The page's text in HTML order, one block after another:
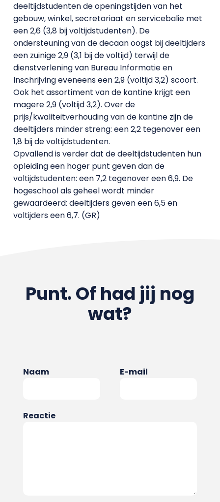
deeltijdstudenten de openingstijden van het
gebouw, winkel, secretariaat en servicebalie met
een 2,6 (3,8 bij voltijdstudenten). De
ondersteuning van de decaan oogst bij deeltijders
een zuinige 2,9 (3,1 bij de voltijd) terwijl de
dienstverlening van Bureau Informatie en
Inschrijving eveneens een 2,9 (voltijd 3,2) scoort.
Ook het assortiment van de kantine krijgt een
magere 2,9 (voltijd 3,2). Over de
prijs/kwaliteitverhouding van de kantine zijn de
deeltijders minder streng: een 2,2 tegenover een
1,8 bij de voltijdstudenten.
Opvallend is verder dat de deeltijdstudenten hun
opleiding een hoger punt geven dan de
voltijdstudenten: een 7,2 tegenover een 6,9. De
hogeschool als geheel wordt minder
gewaardeerd: deeltijders geven een 6,5 en
voltijders een 6,7. (GR)
Punt. Of had jij nog
wat?
Naam E-mail
Reactie